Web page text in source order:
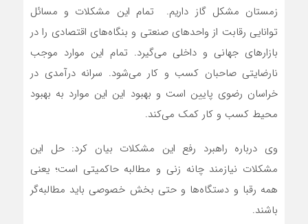
زمستان مشکل گاز داریم. تمام این مشکلات و مسائل
توانایی رقابت از واحدهای صنعتی و بنگاه‌های اقتصادی را در
بازارهای جهانی و داخلی می‌گیرد. تمام این موارد موجب
نارضایتی صاحبان کسب و کار می‌شود. سرانه درآمدی در
خراسان رضوی پایین است و بهبود این این موارد به بهبود
محیط کسب و کار کمک می‌کند.
وی درباره راهبرد رفع این مشکلات بیان کرد: حل این
مشکلات نیازمند چانه زنی و مطالبه حاکمیتی است؛ یعنی
همه رقبا و دستگاه‌ها و حتی بخش خصوصی باید مطالبه‌گر
باشند.